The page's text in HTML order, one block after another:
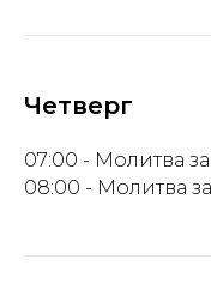
Четверг
07:00 - Молитва
08:00 - Молитва